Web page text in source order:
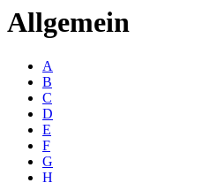
Allgemein
A
B
C
D
E
F
G
H